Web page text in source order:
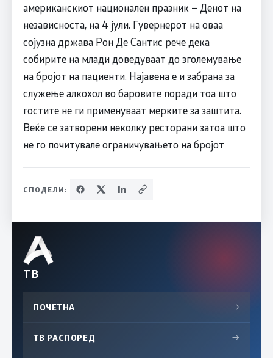
американскиот национален празник – Денот на
независноста, на 4 јули. Гувернерот на оваа
сојузна држава Рон Де Сантис рече дека
собирите на млади доведуваат до зголемување
на бројот на пациенти. Најавена е и забрана за
служење алкохол во баровите поради тоа што
гостите не ги применуваат мерките за заштита.
Веќе се затворени неколку ресторани затоа што
не го почитувале ограничувањето на бројот
СПОДЕЛИ:
ТВ
ПОЧЕТНА →
ТВ РАСПОРЕД →